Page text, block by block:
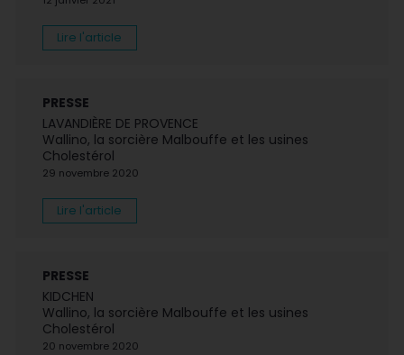
Lire l'article
PRESSE
LAVANDIÈRE DE PROVENCE
Wallino, la sorcière Malbouffe et les usines
Cholestérol
29 novembre 2020
Lire l'article
PRESSE
KIDCHEN
Wallino, la sorcière Malbouffe et les usines
Cholestérol
20 novembre 2020